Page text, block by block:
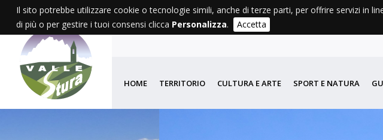
HOME TERRITORIO CULTURA E ARTE SPORT E NATURA
Il sito potrebbe utilizzare cookie o tecnologie simili, anche di terze parti, per offrire servizi in
di più o per gestire i tuoi consensi clicca Personalizza. Accetta